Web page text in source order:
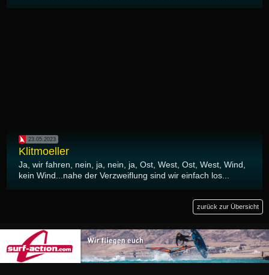
23.05.2023
Klitmoeller
Ja, wir fahren, nein, ja, nein, ja, Ost, West, Ost, West, Wind,
kein Wind...nahe der Verzweiflung sind wir einfach los...
zurück zur Übersicht